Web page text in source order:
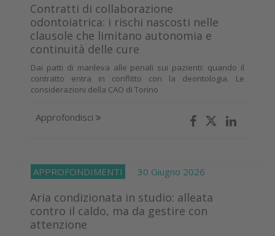
Contratti di collaborazione
odontoiatrica: i rischi nascosti nelle
clausole che limitano autonomia e
continuità delle cure
Dai patti di manleva alle penali sui pazienti: quando il
contratto entra in conflitto con la deontologia. Le
considerazioni della CAO di Torino
Approfondisci
APPROFONDIMENTI 30 Giugno 2026
Aria condizionata in studio: alleata
contro il caldo, ma da gestire con
attenzione